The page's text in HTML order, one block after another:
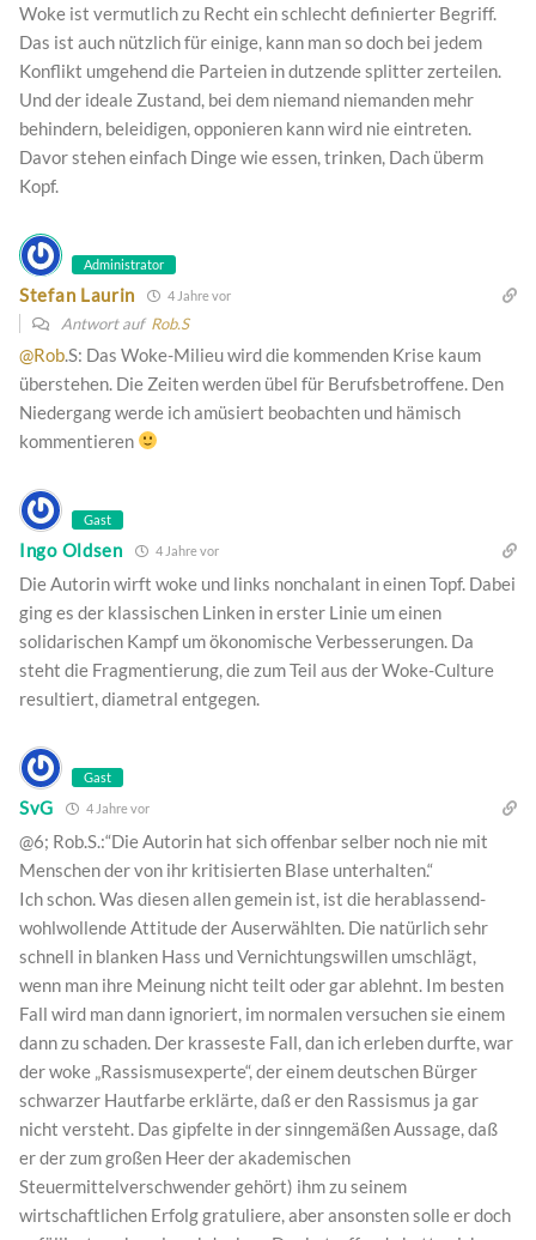
Woke ist vermutlich zu Recht ein schlecht definierter Begriff.
Das ist auch nützlich für einige, kann man so doch bei jedem
Konflikt umgehend die Parteien in dutzende splitter zerteilen.
Und der ideale Zustand, bei dem niemand niemanden mehr
behindern, beleidigen, opponieren kann wird nie eintreten.
Davor stehen einfach Dinge wie essen, trinken, Dach überm
Kopf.
Administrator
Stefan Laurin 4 Jahre vor
Antwort auf Rob.S
@Rob .S: Das Woke-Milieu wird die kommenden Krise kaum
überstehen. Die Zeiten werden übel für Berufsbetroffene. Den
Niedergang werde ich amüsiert beobachten und hämisch
kommentieren
Gast
Ingo Oldsen 4 Jahre vor
Die Autorin wirft woke und links nonchalant in einen Topf. Dabei
ging es der klassischen Linken in erster Linie um einen
solidarischen Kampf um ökonomische Verbesserungen. Da
steht die Fragmentierung, die zum Teil aus der Woke-Culture
resultiert, diametral entgegen.
Gast
SvG 4 Jahre vor
@6; Rob.S.:“Die Autorin hat sich offenbar selber noch nie mit
Menschen der von ihr kritisierten Blase unterhalten.“
Ich schon. Was diesen allen gemein ist, ist die herablassend-
wohlwollende Attitude der Auserwählten. Die natürlich sehr
schnell in blanken Hass und Vernichtungswillen umschlägt,
wenn man ihre Meinung nicht teilt oder gar ablehnt. Im besten
Fall wird man dann ignoriert, im normalen versuchen sie einem
dann zu schaden. Der krasseste Fall, dan ich erleben durfte, war
der woke „Rassismusexperte“, der einem deutschen Bürger
schwarzer Hautfarbe erklärte, daß er den Rassismus ja gar
nicht versteht. Das gipfelte in der sinngemäßen Aussage, daß
er der zum großen Heer der akademischen
Steuermittelverschwender gehört) ihm zu seinem
wirtschaftlichen Erfolg gratuliere, aber ansonsten solle er doch